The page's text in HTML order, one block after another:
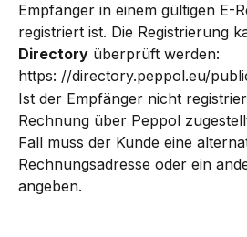
Empfänger in einem gültigen E-
registriert ist. Die Registrierung
Directory überprüft werden:
https: //directory.peppol.eu/
Ist der Empfänger nicht
Rechnung über Peppol
Fall muss der Kunde eine
Rechnungsadresse oder ein
angeben.